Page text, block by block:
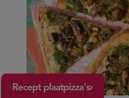
Recept plaatpizza's